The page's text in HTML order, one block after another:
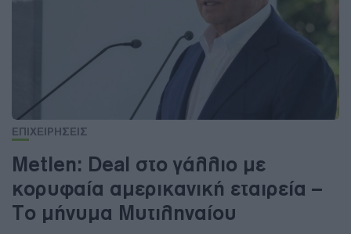
ΕΠΙΧΕΙΡΗΣΕΙΣ
Metlen: Deal στο γάλλιο με
κορυφαία αμερικανική εταιρεία –
Tο μήνυμα Μυτιληναίου